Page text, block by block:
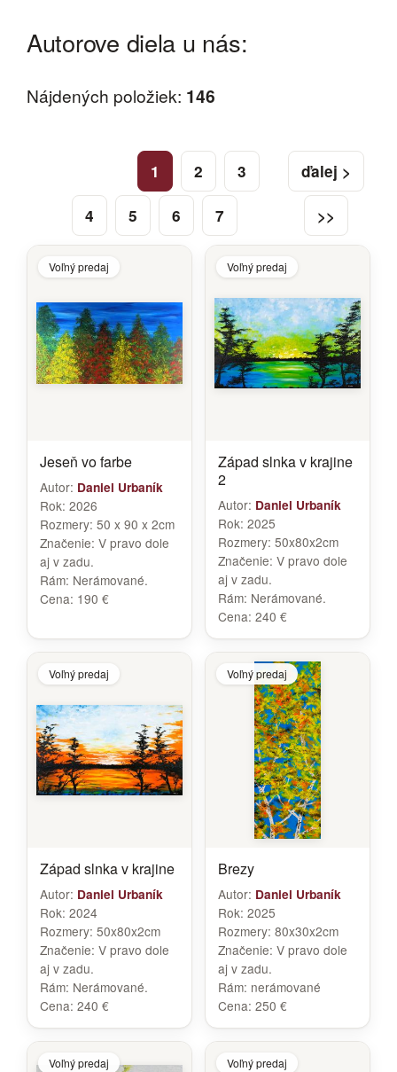
Autorove diela u nás:
Nájdených položiek: 146
ďalej >
>>
1 2 3
4 5 6 7
Voľný predaj
Jeseň vo farbe
Autor: Daniel Urbaník
Rok: 2026
Rozmery: 50 x 90 x 2cm
Značenie: V pravo dole
aj v zadu.
Rám: Nerámované.
Cena: 190 €
Voľný predaj
Západ slnka v krajine
2
Autor: Daniel Urbaník
Rok: 2025
Rozmery: 50x80x2cm
Značenie: V pravo dole
aj v zadu.
Rám: Nerámované.
Cena: 240 €
Voľný predaj
Západ slnka v krajine
Autor: Daniel Urbaník
Rok: 2024
Rozmery: 50x80x2cm
Značenie: V pravo dole
aj v zadu.
Rám: Nerámované.
Cena: 240 €
Voľný predaj
Brezy
Autor: Daniel Urbaník
Rok: 2025
Rozmery: 80x30x2cm
Značenie: V pravo dole
aj v zadu.
Rám: nerámované
Cena: 250 €
Voľný predaj Voľný predaj